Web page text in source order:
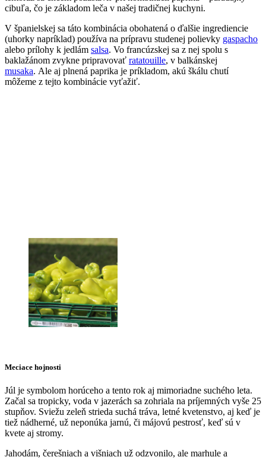
cibuľa, čo je základom leča v našej tradičnej kuchyni.
V španielskej sa táto kombinácia obohatená o ďalšie ingrediencie
(uhorky napríklad) používa na prípravu studenej polievky gaspacho
alebo prílohy k jedlám salsa. Vo francúzskej sa z nej spolu s
baklažánom zvykne pripravovať ratatouille, v balkánskej
musaka. Ale aj plnená paprika je príkladom, akú škálu chutí
môžeme z tejto kombinácie vyťažiť.
Meciace hojnosti
Júl je symbolom horúceho a tento rok aj mimoriadne suchého leta.
Začal sa tropicky, voda v jazerách sa zohriala na príjemných vyše 25
stupňov. Sviežu zeleň strieda suchá tráva, letné kvetenstvo, aj keď je
tiež nádherné, už neponúka jarnú, či májovú pestrosť, keď sú v
kvete aj stromy.
Jahodám, čerešniach a višniach už odzvonilo, ale marhule a